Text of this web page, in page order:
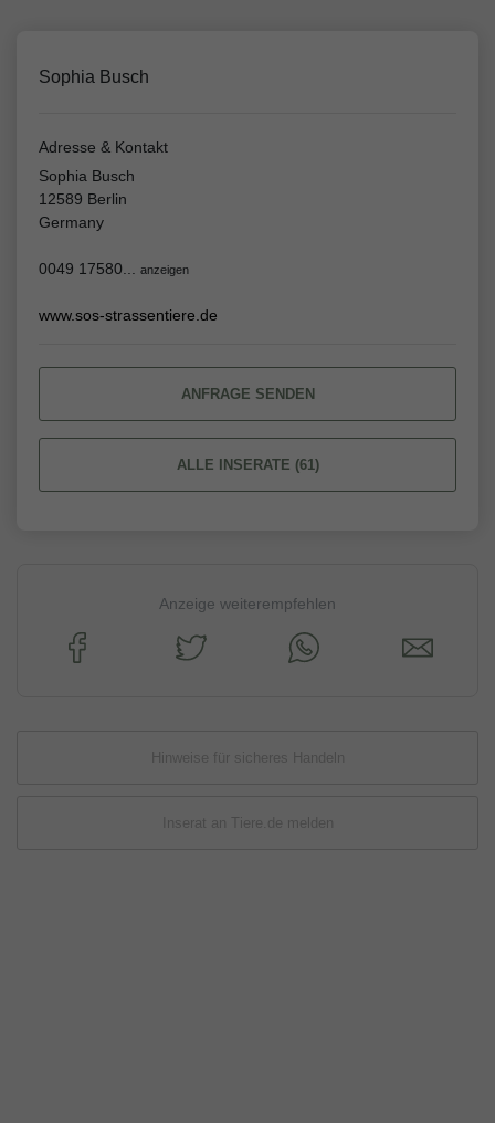
Sophia Busch
Adresse & Kontakt
Sophia Busch
12589 Berlin
Germany
0049 17580... anzeigen
www.sos-strassentiere.de
ANFRAGE SENDEN
ALLE INSERATE (61)
Anzeige weiterempfehlen
Hinweise für sicheres Handeln
Inserat an Tiere.de melden